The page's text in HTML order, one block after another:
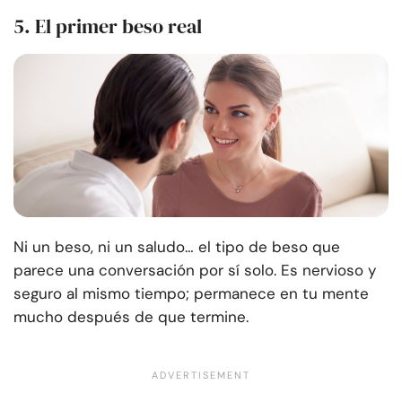
5. El primer beso real
Ni un beso, ni un saludo… el tipo de beso que
parece una conversación por sí solo. Es nervioso y
seguro al mismo tiempo; permanece en tu mente
mucho después de que termine.